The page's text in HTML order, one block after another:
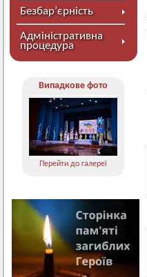
Безбар’єрність
Адміністративна
процедура
Випадкове фото
Перейти до галереї